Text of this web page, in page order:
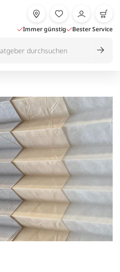
Immer günstig Bester Service